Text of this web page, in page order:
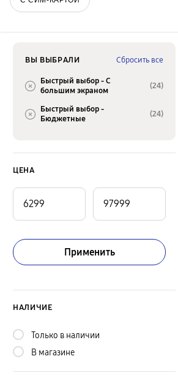
ВЫ ВЫБРАЛИ Сбросить все
Быстрый выбор -С
большим экраном
(24)
Быстрый выбор -
Бюджетные
(24)
ЦЕНА
Применить
НАЛИЧИЕ
Только в наличии
В магазине